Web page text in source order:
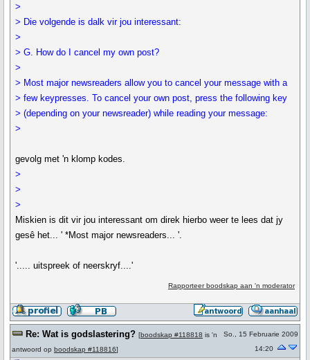
>
> Die volgende is dalk vir jou interessant:
>
> G. How do I cancel my own post?
>
> Most major newsreaders allow you to cancel your message with a
> few keypresses. To cancel your own post, press the following key
> (depending on your newsreader) while reading your message:
>
gevolg met 'n klomp kodes.
>
>
>
Miskien is dit vir jou interessant om direk hierbo weer te lees dat jy
gesê het... ' *Most major newsreaders... '.
'..... uitspreek of neerskryf....'
Rapporteer boodskap aan 'n moderator
Re: Wat is godslastering? [boodskap #118818 is 'n
antwoord op boodskap #118816]
So., 15 Februarie 2009
14:20